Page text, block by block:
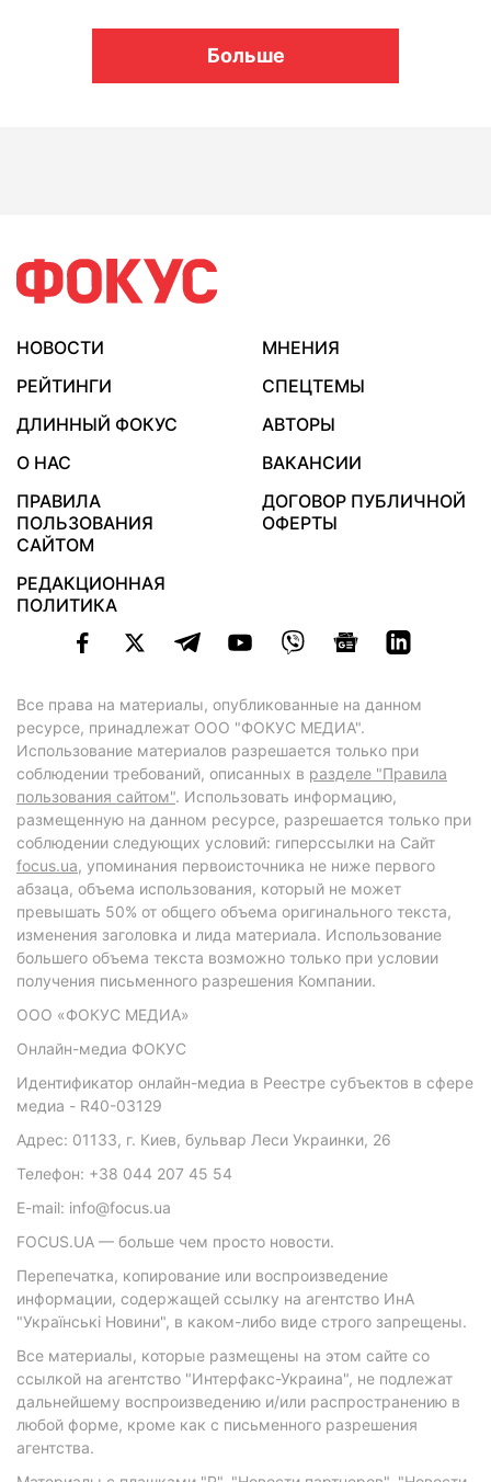
Больше
НОВОСТИ
МНЕНИЯ
РЕЙТИНГИ
СПЕЦТЕМЫ
ДЛИННЫЙ ФОКУС
АВТОРЫ
О НАС
ВАКАНСИИ
ПРАВИЛА
ПОЛЬЗОВАНИЯ
САЙТОМ
ДОГОВОР ПУБЛИЧНОЙ
ОФЕРТЫ
РЕДАКЦИОННАЯ
ПОЛИТИКА
Все права на материалы, опубликованные на данном
ресурсе, принадлежат ООО "ФОКУС МЕДИА".
Использование материалов разрешается только при
соблюдении требований, описанных в разделе "Правила
пользования сайтом". Использовать информацию,
размещенную на данном ресурсе, разрешается только при
соблюдении следующих условий: гиперссылки на Сайт
focus.ua, упоминания первоисточника не ниже первого
абзаца, объема использования, который не может
превышать 50% от общего объема оригинального текста,
изменения заголовка и лида материала. Использование
большего объема текста возможно только при условии
получения письменного разрешения Компании.
ООО «ФОКУС МЕДИА»
Онлайн-медиа ФОКУС
Идентификатор онлайн-медиа в Реестре субъектов в сфере
медиа - R40-03129
Адрес: 01133, г. Киев, бульвар Леси Украинки, 26
Телефон: +38 044 207 45 54
E-mail: info@focus.ua
FOCUS.UA — больше чем просто новости.
Перепечатка, копирование или воспроизведение
информации, содержащей ссылку на агентство ИнА
"Українські Новини", в каком-либо виде строго запрещены.
Все материалы, которые размещены на этом сайте со
ссылкой на агентство "Интерфакс-Украина", не подлежат
дальнейшему воспроизведению и/или распространению в
любой форме, кроме как с письменного разрешения
агентства.